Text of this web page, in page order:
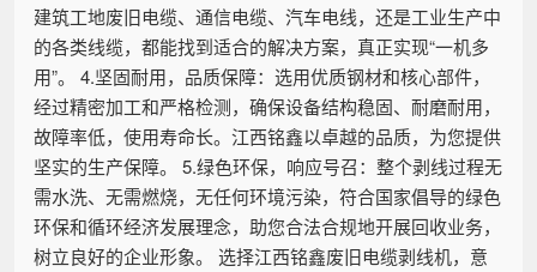
建筑工地废旧电缆、通信电缆、汽车电线，还是工业生产中
的各类线缆，都能找到适合的解决方案，真正实现“一机多
用”。 4.坚固耐用，品质保障：选用优质钢材和核心部件，
经过精密加工和严格检测，确保设备结构稳固、耐磨耐用，
故障率低，使用寿命长。江西铭鑫以卓越的品质，为您提供
坚实的生产保障。 5.绿色环保，响应号召：整个剥线过程无
需水洗、无需燃烧，无任何环境污染，符合国家倡导的绿色
环保和循环经济发展理念，助您合法合规地开展回收业务，
树立良好的企业形象。 选择江西铭鑫废旧电缆剥线机，意